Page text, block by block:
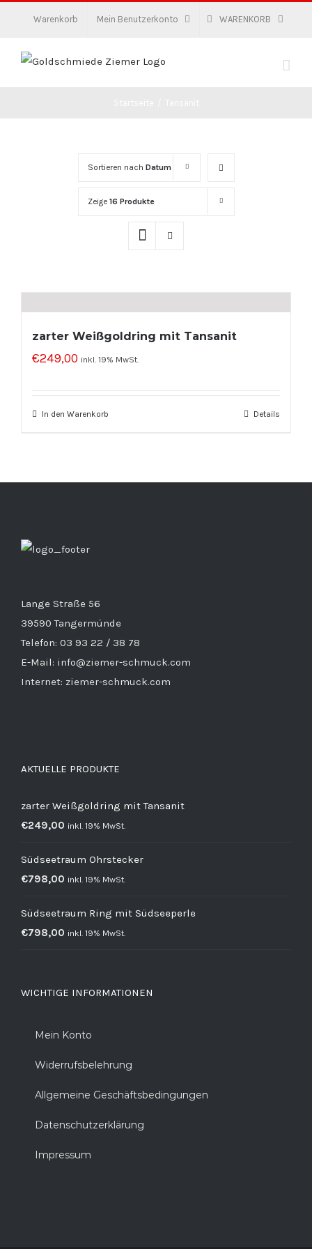
Warenkorb Mein Benutzerkonto WARENKORB
Sortieren nach Datum
Zeige 16 Produkte
zarter Weißgoldring mit Tansanit
€249,00 inkl. 19% MwSt.
In den Warenkorb Details
Lange Straße 56
39590 Tangermünde
Telefon: 03 93 22 / 38 78
E-Mail: info@ziemer-schmuck.com
Internet: ziemer-schmuck.com
AKTUELLE PRODUKTE
zarter Weißgoldring mit Tansanit
€249,00 inkl. 19% MwSt.
Südseetraum Ohrstecker
€798,00 inkl. 19% MwSt.
Südseetraum Ring mit Südseeperle
€798,00 inkl. 19% MwSt.
WICHTIGE INFORMATIONEN
Mein Konto
Widerrufsbelehrung
Allgemeine Geschäftsbedingungen
Datenschutzerklärung
Impressum